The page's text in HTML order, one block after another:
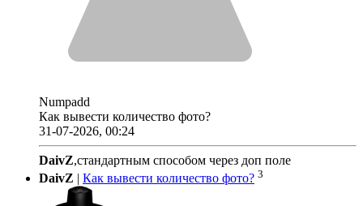
Numpadd
Как вывести количество фото?
31-07-2026, 00:24
DaivZ,стандартным способом через доп поле
DaivZ | Как вывести количество фото? 3